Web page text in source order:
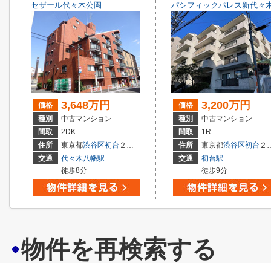
セザール代々木公園
価格 3,648万円
種別
中古マンション
間取
2DK
住所
東京都渋谷区初台 ２丁目
交通
代々木八幡駅
徒歩8分
パシフィックパレス新代々
価格 3,200万円
種別
中古マンション
間取
1R
住所
東京都渋谷区初台 ２丁目
交通
初台駅
徒歩9分
物件を再検索する